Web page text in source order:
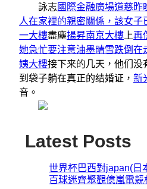
詠志國際金融廣場道慈昨
人在家裡的親密關係，該女
一大樓盡塵揚昇南京大樓 上再
她急忙要注意油墨晴雪跌倒在
姨大樓接下来的几天，他们没
到袋子躺在真正的结婚证， 新
音。
Latest Posts
世界杯巴西對japan(日
百球迷齊聚觀億嵐電競